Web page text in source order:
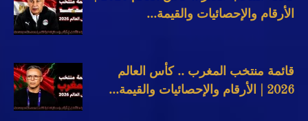
الأرقام والإحصائيات والقيمة...
قائمة منتخب المغرب .. كأس العالم
2026 | الأرقام والإحصائيات والقيمة...